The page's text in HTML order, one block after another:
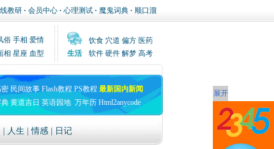
展开
教研 · 会员中心 · 心理测试 · 魔鬼词典 · 顺口溜
俗 手相 爱情
相 星座 血型
饮食 穴道 偏方 医药
生活
软件 硬件 解梦 高考
民间故事 Flash教程 PS教程 最新国内新闻
黄道吉日 英语园地 万年历 Html2anycode
人生 |情感 日记